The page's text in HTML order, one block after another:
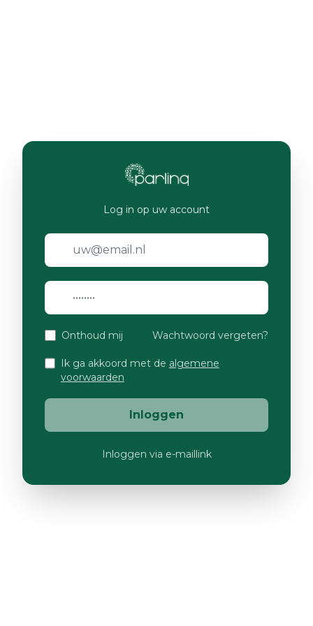
Log in op uw account
Onthoud mij Wachtwoord vergeten?
Ik ga akkoord met de algemene
voorwaarden
Inloggen
Inloggen via e-maillink